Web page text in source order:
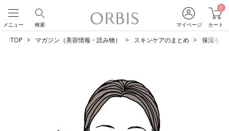
マイページ
0
カート
検索
メニュー
TOP マガジン（美容情報・読み物） スキンケアのまとめ 保湿を制